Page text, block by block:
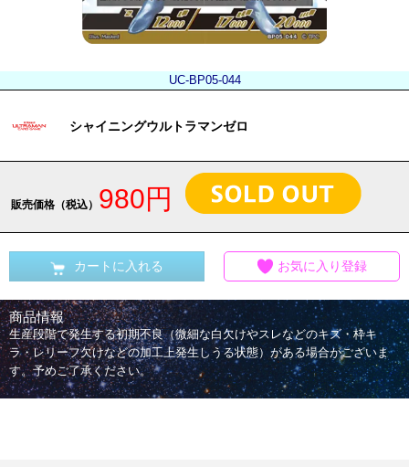
UC-BP05-044
シャイニングウルトラマンゼロ
販売価格（税込） 980円
カートに入れる お気に入り登録
商品情報
生産段階で発生する初期不良（微細な白欠けやスレなどのキズ・枠キ
ラ・レリーフ欠けなどの加工上発生しうる状態）がある場合がございま
す。予めご了承ください。